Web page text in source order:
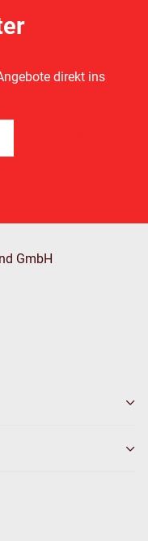
direkt ins
GmbH